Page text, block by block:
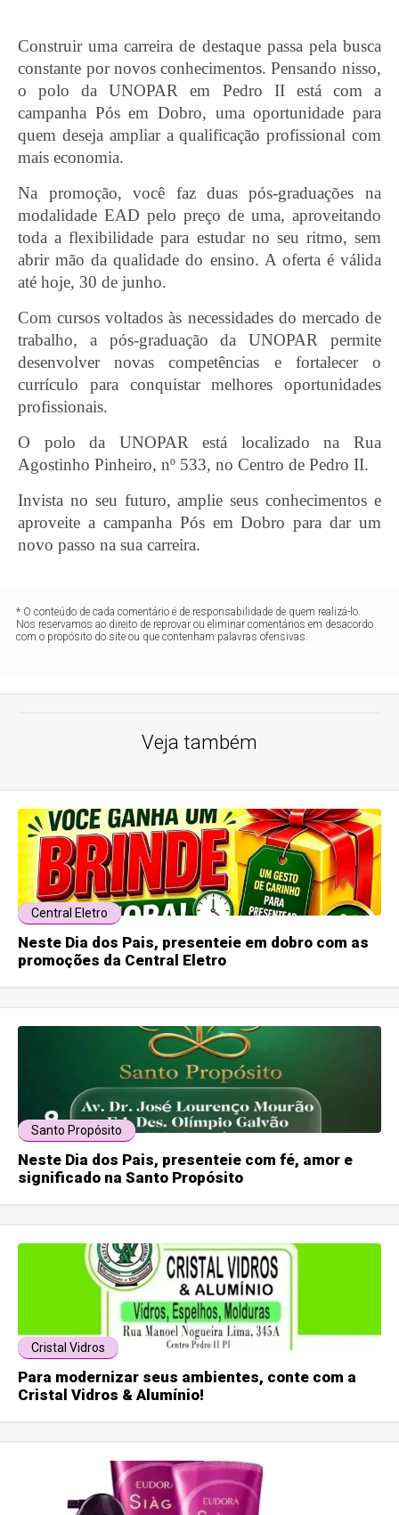
Construir uma carreira de destaque passa pela busca
constante por novos conhecimentos. Pensando nisso,
o polo da UNOPAR em Pedro II está com a
campanha Pós em Dobro, uma oportunidade para
quem deseja ampliar a qualificação profissional com
mais economia.
Na promoção, você faz duas pós-graduações na
modalidade EAD pelo preço de uma, aproveitando
toda a flexibilidade para estudar no seu ritmo, sem
abrir mão da qualidade do ensino. A oferta é válida
até hoje, 30 de junho.
Com cursos voltados às necessidades do mercado de
trabalho, a pós-graduação da UNOPAR permite
desenvolver novas competências e fortalecer o
currículo para conquistar melhores oportunidades
profissionais.
O polo da UNOPAR está localizado na Rua
Agostinho Pinheiro, nº 533, no Centro de Pedro II.
Invista no seu futuro, amplie seus conhecimentos e
aproveite a campanha Pós em Dobro para dar um
novo passo na sua carreira.
* O conteúdo de cada comentário é de responsabilidade de quem realizá-lo.
Nos reservamos ao direito de reprovar ou eliminar comentários em desacordo
com o propósito do site ou que contenham palavras ofensivas.
Veja também
Central Eletro
Neste Dia dos Pais, presenteie em dobro com as
promoções da Central Eletro
Santo Propósito
Neste Dia dos Pais, presenteie com fé, amor e
significado na Santo Propósito
Cristal Vidros
Para modernizar seus ambientes, conte com a
Cristal Vidros & Alumínio!